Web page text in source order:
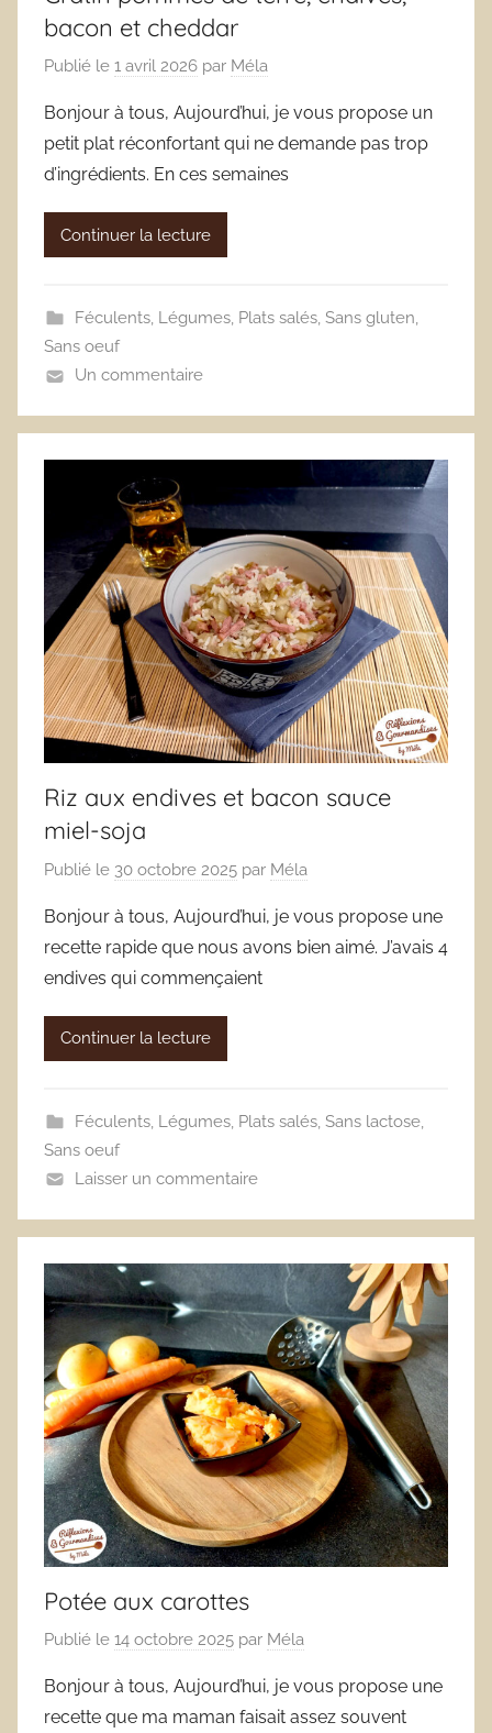
bacon et cheddar
Publié le 1 avril 2026 par Méla
Bonjour à tous, Aujourd’hui, je vous propose un
petit plat réconfortant qui ne demande pas trop
d’ingrédients. En ces semaines
Continuer la lecture
Féculents, Légumes, Plats salés, Sans gluten,
Sans oeuf
Un commentaire
Riz aux endives et bacon sauce
miel-soja
Publié le 30 octobre 2025 par Méla
Bonjour à tous, Aujourd’hui, je vous propose une
recette rapide que nous avons bien aimé. J’avais 4
endives qui commençaient
Continuer la lecture
Féculents, Légumes, Plats salés, Sans lactose,
Sans oeuf
Laisser un commentaire
Potée aux carottes
Publié le 14 octobre 2025 par Méla
Bonjour à tous, Aujourd’hui, je vous propose une
recette que ma maman faisait assez souvent